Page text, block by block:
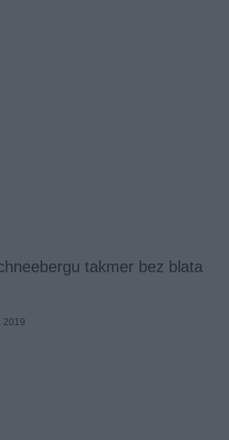
takmer bez blata
2019